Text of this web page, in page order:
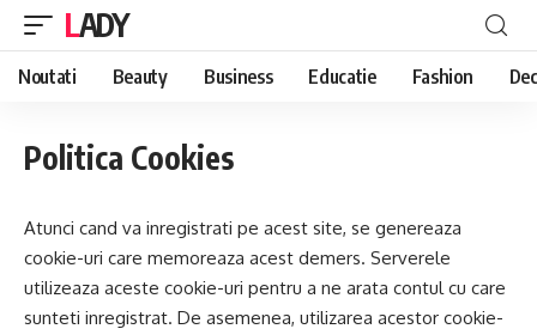
LADY
Noutati Beauty Business Educatie Fashion
Politica Cookies
Atunci cand va inregistrati pe acest site, se genereaza
cookie-uri care memoreaza acest demers. Serverele
utilizeaza aceste cookie-uri pentru a ne arata contul cu care
sunteti inregistrat. De asemenea, utilizarea acestor cookie-